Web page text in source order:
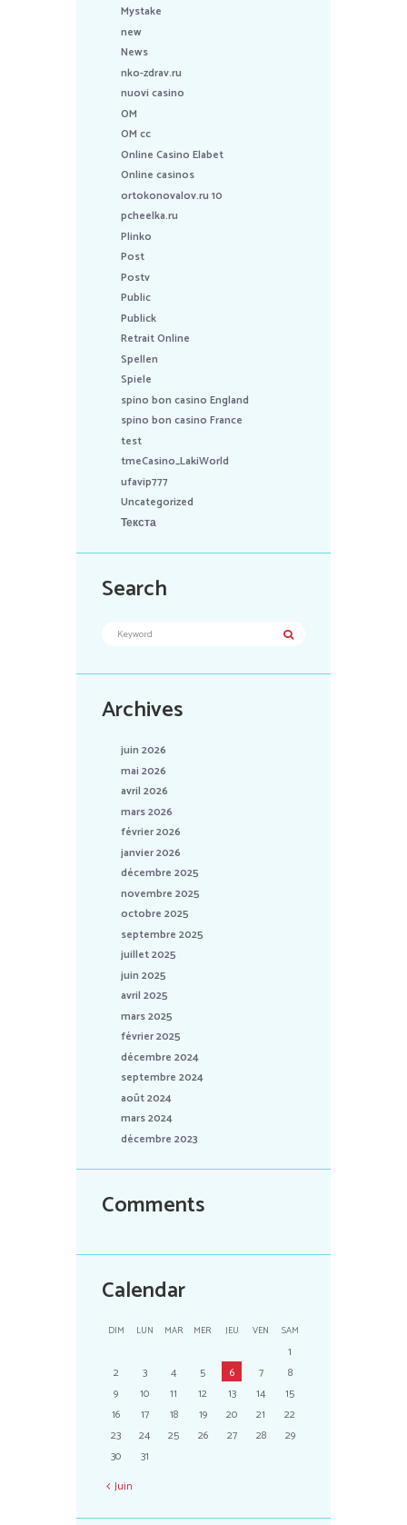
Mystake
new
News
nko-zdrav.ru
nuovi casino
OM
OM cc
Online Casino Elabet
Online casinos
ortokonovalov.ru 10
pcheelka.ru
Plinko
Post
Postv
Public
Publick
Retrait Online
Spellen
Spiele
spino bon casino England
spino bon casino France
test
tmeCasino_LakiWorld
ufavip777
Uncategorized
Текста
Search
Archives
juin 2026
mai 2026
avril 2026
mars 2026
février 2026
janvier 2026
décembre 2025
novembre 2025
octobre 2025
septembre 2025
juillet 2025
juin 2025
avril 2025
mars 2025
février 2025
décembre 2024
septembre 2024
août 2024
mars 2024
décembre 2023
Comments
Calendar
DIM LUN MAR MER JEU VEN SAM
1
2
3 4 5 6 7
8
9
10 11 12 13 14
15
16
17 18 19 20 21
22
23
24 25 26 27 28
29
30
31
Juin